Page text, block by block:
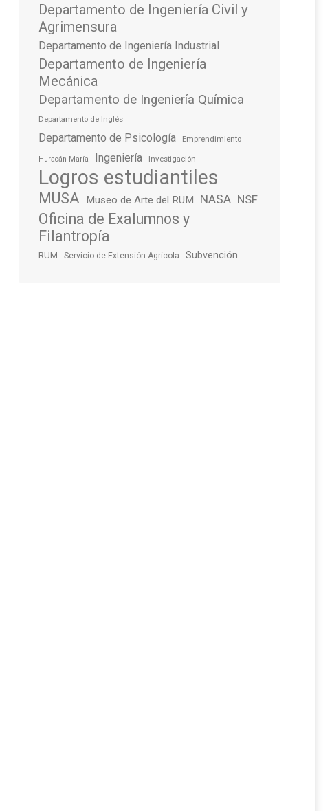
Departamento de Ingeniería Civil y
Agrimensura
Departamento de Ingeniería Industrial
Departamento de Ingeniería
Mecánica
Departamento de Ingeniería Química
Departamento de Inglés
Departamento de Psicología Emprendimiento
Huracán María Ingeniería Investigación
Logros estudiantiles
MUSA Museo de Arte del RUM NASA NSF
Oficina de Exalumnos y
Filantropía
RUM Servicio de Extensión Agrícola Subvención